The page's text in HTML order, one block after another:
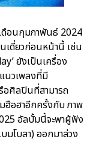
ดือนกุมภาพันธ์ 2024
เดี่ยวก่อนหน้านี้ เช่น
ยังเป็นเครื่อง
นวเพลงที่มี
อศิลปินที่สามารถ
มฮือฮาอีกครั้งกับ ภาพ
อัลบั้มนี้จะพาผู้ฟัง
มโบลา) ออกมาล่วง